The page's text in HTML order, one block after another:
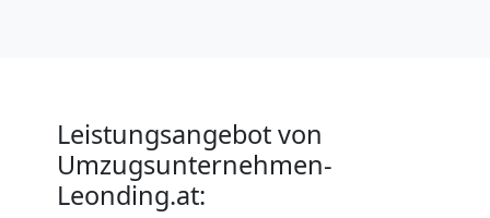
Leistungsangebot von
Umzugsunternehmen-
Leonding.at: